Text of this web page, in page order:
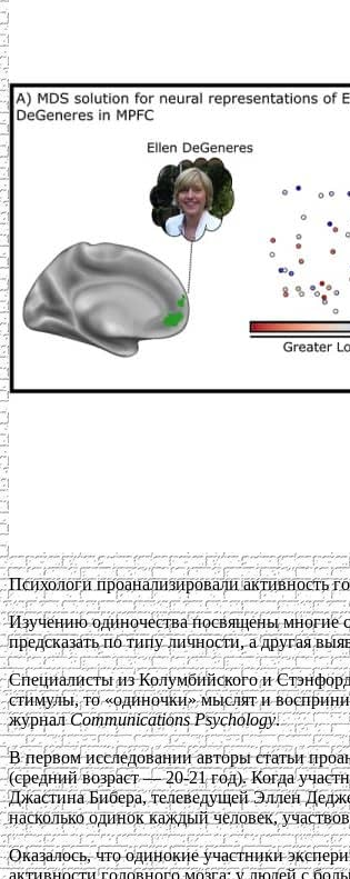
Психологи проанализировали активность
Изучению одиночества посвящены многие
предсказать по типу личности, а другая
Специалисты из Колумбийского и
стимулы, то «одиночки» мыслят и
журналCommunications Psychology.
В первом исследовании авторы статьи
(средний возраст — 20-21 год). Когда
Джастина Бибера, телеведущей Эллен
насколько одинок каждый человек,
Оказалось, что одинокие участники
активности головного мозга: у людей с